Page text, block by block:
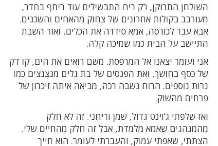
השולחן התרוקן, רק ריח התבשילים עוד ריחף בחדר,
מעורבב בקולות אחרונים של צחוק מהאחים והשכנים.
אבא עבר לכורסה, אמא סידרה את הכלים, ואור השבת
התיישב על הבית כמו שמיכה קלה.
אני ועומר יצאנו אל המרפסת. משם רואים את הים, קו דק
של כסף בחושך, ואת הפנסים של בת גלים מנצנצים כמו
נרות נוספים. הרוח נשבה רכה, מביאה איתה זיכרון של
פרחים מהשוק.
ואז שלפתי ג’וינט גדול, שמן וריחני. זה לא חלק
מהמנהגים שאמא מלמדת, אבל זה חלק מהחיים שלי.
הצתתי, שאפתי עמוק, והעברתי לעומר. הוא חייך